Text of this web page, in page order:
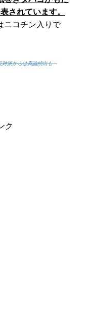
されています。
ニコチン入りで
対派からは異論続出も –
ク